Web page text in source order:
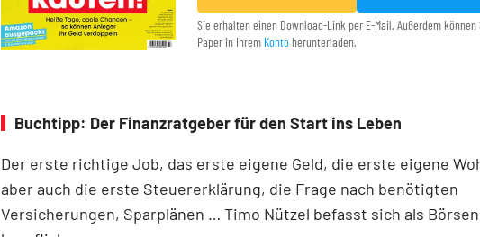
Sie erhalten einen Download-Link per E-Mail. Außerdem
Paper in Ihrem Konto herunterladen.
Buchtipp: Der Finanzratgeber für den Start ins Leben
Der erste richtige Job, das erste eigene Geld, die erste eigene
aber auch die erste Steuererklärung, die Frage nach benötigten
Versicherungen, Sparplänen … Timo Nützel befasst sich als